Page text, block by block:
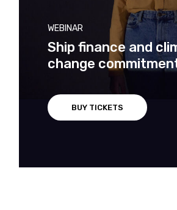
WEBINAR
Ship finance and
change
BUY TICKETS